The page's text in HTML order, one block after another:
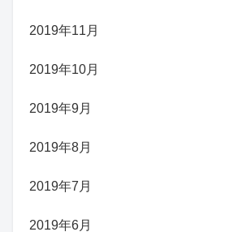
2019年11月
2019年10月
2019年9月
2019年8月
2019年7月
2019年6月